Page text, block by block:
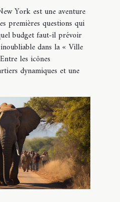
York est une aventure
premières questions qui
budget faut-il prévoir
dans la « Ville
les icônes
dynamiques et une